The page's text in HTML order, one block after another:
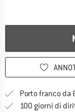
Porto franco da
100 giorni di